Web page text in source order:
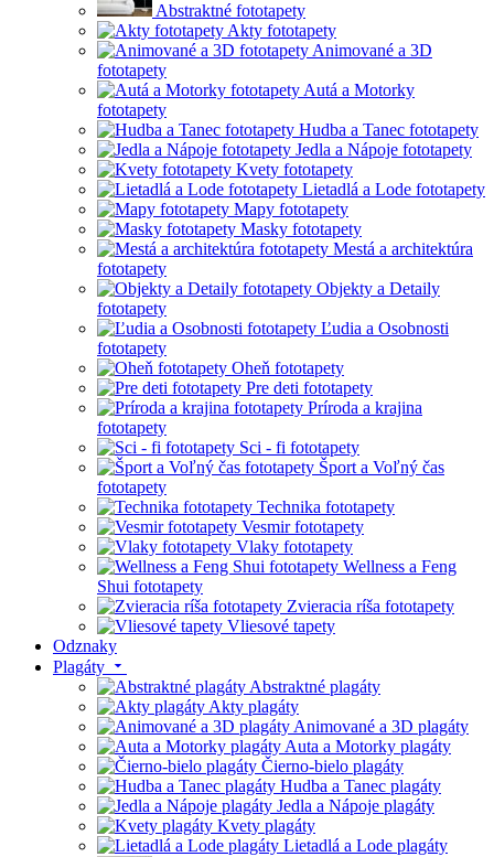
Abstraktné fototapety
Akty fototapety
Animované a 3D
fototapety
Autá a Motorky
fototapety
Hudba a Tanec fototapety
Jedla a Nápoje fototapety
Kvety fototapety
Lietadlá a Lode fototapety
Mapy fototapety
Masky fototapety
Mestá a architektúra
fototapety
Objekty a Detaily
fototapety
Ľudia a Osobnosti
fototapety
Oheň fototapety
Pre deti fototapety
Príroda a krajina
fototapety
Sci - fi fototapety
Šport a Voľný čas
fototapety
Technika fototapety
Vesmir fototapety
Vlaky fototapety
Wellness a Feng
Shui fototapety
Zvieracia ríša fototapety
Vliesové tapety
Odznaky
Plagáty
Abstraktné plagáty
Akty plagáty
Animované a 3D plagáty
Auta a Motorky plagáty
Čierno-bielo plagáty
Hudba a Tanec plagáty
Jedla a Nápoje plagáty
Kvety plagáty
Lietadlá a Lode plagáty